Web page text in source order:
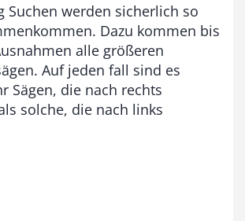
Suchen werden sicherlich so
Dazu kommen bis
alle größeren
Auf jeden fall sind es
Sägen, die nach rechts
solche, die nach links